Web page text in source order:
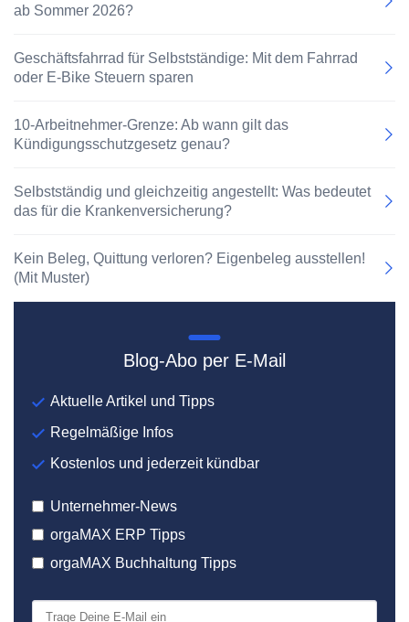
ab Sommer 2026?
Geschäftsfahrrad für Selbstständige: Mit dem Fahrrad
oder E-Bike Steuern sparen
10-Arbeitnehmer-Grenze: Ab wann gilt das
Kündigungsschutzgesetz genau?
Selbstständig und gleichzeitig angestellt: Was bedeutet
das für die Krankenversicherung?
Kein Beleg, Quittung verloren? Eigenbeleg ausstellen!
(Mit Muster)
Blog-Abo per E-Mail
Aktuelle Artikel und Tipps
Regelmäßige Infos
Kostenlos und jederzeit kündbar
Unternehmer-News
orgaMAX ERP Tipps
orgaMAX Buchhaltung Tipps